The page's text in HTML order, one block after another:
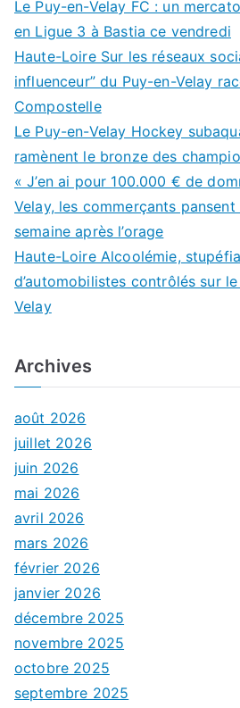
Le Puy-en-Velay FC : un
en Ligue 3 à Bastia ce vendredi
Haute-Loire Sur les réseaux
influenceur” du Puy-en-Velay
Compostelle
Le Puy-en-Velay Hockey
ramènent le bronze des
« J’en ai pour 100.000 € de
Velay, les commerçants
semaine après l’orage
Haute-Loire Alcoolémie,
d’automobilistes contrôlés sur
Velay
Archives
août 2026
juillet 2026
juin 2026
mai 2026
avril 2026
mars 2026
février 2026
janvier 2026
décembre 2025
novembre 2025
octobre 2025
septembre 2025